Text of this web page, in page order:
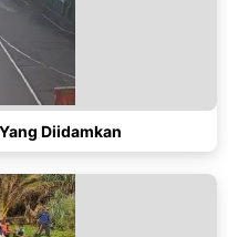
Diidamkan